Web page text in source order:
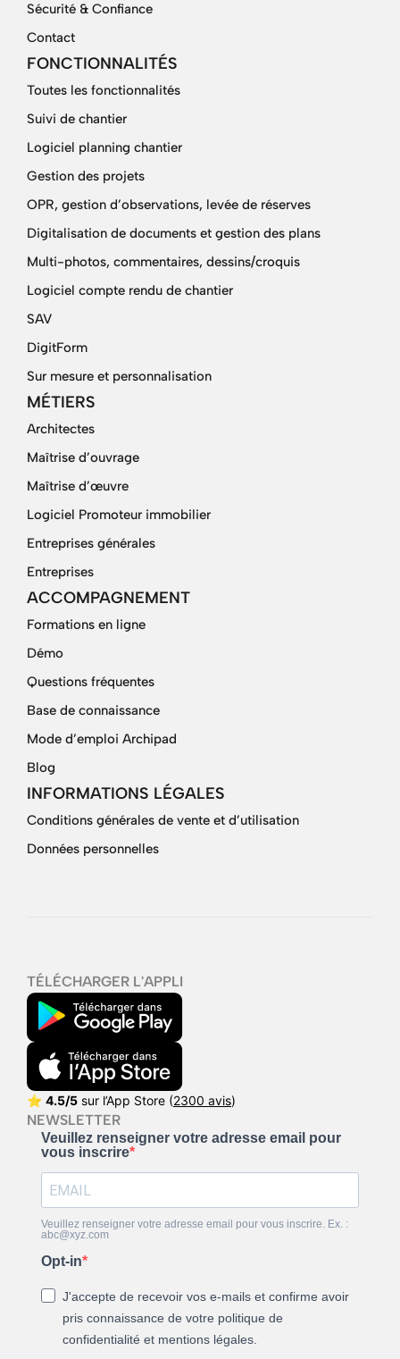
Sécurité & Confiance
Contact
FONCTIONNALITÉS
Toutes les fonctionnalités
Suivi de chantier
Logiciel planning chantier
Gestion des projets
OPR, gestion d’observations, levée de réserves
Digitalisation de documents et gestion des plans
Multi-photos, commentaires, dessins/croquis
Logiciel compte rendu de chantier
SAV
DigitForm
Sur mesure et personnalisation
MÉTIERS
Architectes
Maîtrise d’ouvrage
Maîtrise d’œuvre
Logiciel Promoteur immobilier
Entreprises générales
Entreprises
ACCOMPAGNEMENT
Formations en ligne
Démo
Questions fréquentes
Base de connaissance
Mode d’emploi Archipad
Blog
INFORMATIONS LÉGALES
Conditions générales de vente et d’utilisation
Données personnelles
TÉLÉCHARGER L'APPLI
⭐ 4.5/5 sur l’App Store (2300 avis)
NEWSLETTER
Veuillez renseigner votre adresse email pour
vous inscrire
Veuillez renseigner votre adresse email pour vous inscrire. Ex. :
abc@xyz.com
Opt-in
J'accepte de recevoir vos e-mails et confirme avoir
pris connaissance de votre politique de
confidentialité et mentions légales.